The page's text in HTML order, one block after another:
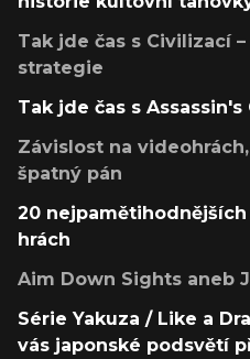
Tak jde čas s Civilizací
strategie
Tak jde čas s
Závislost na
špatný pán
20
hrách
Aim Down Sights aneb
Série Yakuza / Like a
vás japonské podsvětí